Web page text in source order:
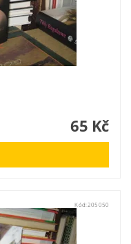
65 Kč
Kód:205050